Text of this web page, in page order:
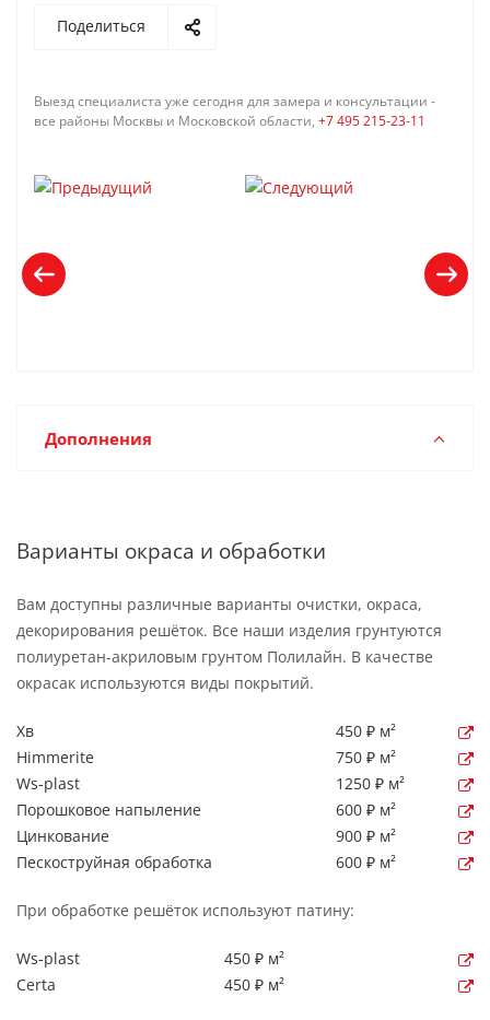
Поделиться
Выезд специалиста уже сегодня для замера и консультации -
все районы Москвы и Московской области, +7 495 215-23-11
Дополнения
Варианты окраса и обработки
Вам доступны различные варианты очистки, окраса,
декорирования решёток. Все наши изделия грунтуются
полиуретан-акриловым грунтом Полилайн. В качестве
окрасак используются виды покрытий.
Хв
450 ₽ м²
Himmerite
750 ₽ м²
Ws-plast
1250 ₽ м²
Порошковое напыление
600 ₽ м²
Цинкование
900 ₽ м²
Пескоструйная обработка
600 ₽ м²
При обработке решёток используют патину:
Ws-plast
450 ₽ м²
Certa
450 ₽ м²